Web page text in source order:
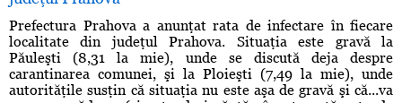
Prefectura Prahova a anunţat rata de infectare în fiecare
localitate din judeţul Prahova. Situaţia este gravă la
Păuleşti (8,31 la mie), unde se discută deja despre
carantinarea comunei, şi la Ploieşti (7,49 la mie), unde
autorităţile susţin că situaţia nu este aşa de gravă şi că...va